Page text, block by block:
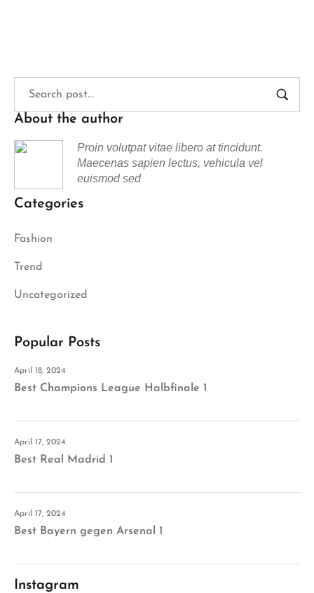
About the author
Proin volutpat vitae libero at tincidunt.
Maecenas sapien lectus, vehicula vel
euismod sed
Categories
Fashion
Trend
Uncategorized
Popular Posts
April 18, 2024
Best Champions League Halbfinale 1
April 17, 2024
Best Real Madrid 1
April 17, 2024
Best Bayern gegen Arsenal 1
Instagram